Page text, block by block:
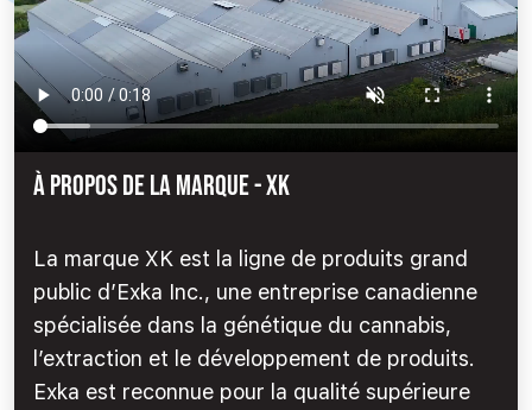
À PROPOS DE LA MARQUE - XK
La marque XK est la ligne de produits grand
public d’Exka Inc., une entreprise canadienne
spécialisée dans la génétique du cannabis,
l’extraction et le développement de produits.
Exka est reconnue pour la qualité supérieure